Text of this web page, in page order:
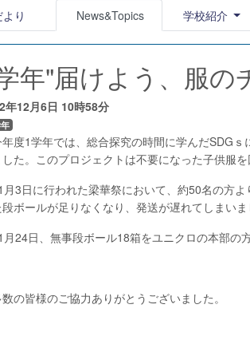
り News&Topics 学校紹介
年"届けよう、服
年12月6日 10時58分
1学年では、総合探究の時間に学んだSDGｓ
た。このプロジェクトは不要になった子供服
3日に行われた梁華祭において、約50名の方よ
ボールが足りなくなり、発送が遅れてしまいま
24日、無事段ボール18箱をユニクロの本部の方
皆様のご協力ありがとうございました。